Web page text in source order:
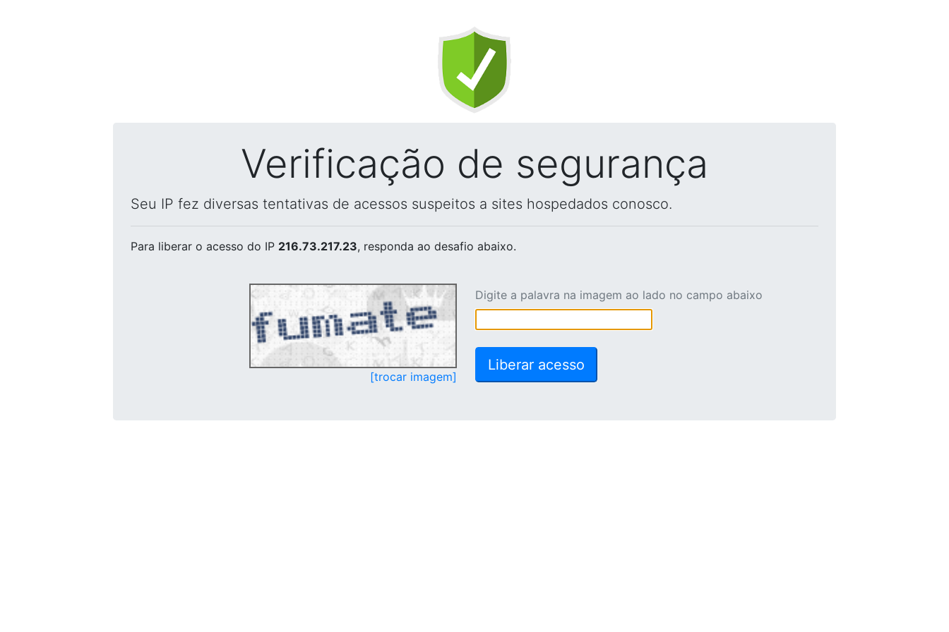
Verificação de segurança
Seu IP fez diversas tentativas de acessos suspeitos a sites hospedados conosco.
Para liberar o acesso do IP 216.73.217.23, responda ao desafio abaixo.
[trocar imagem]
Digite a palavra na imagem ao lado no campo abaixo